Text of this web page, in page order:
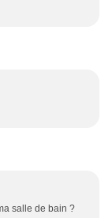
salle de bain ?